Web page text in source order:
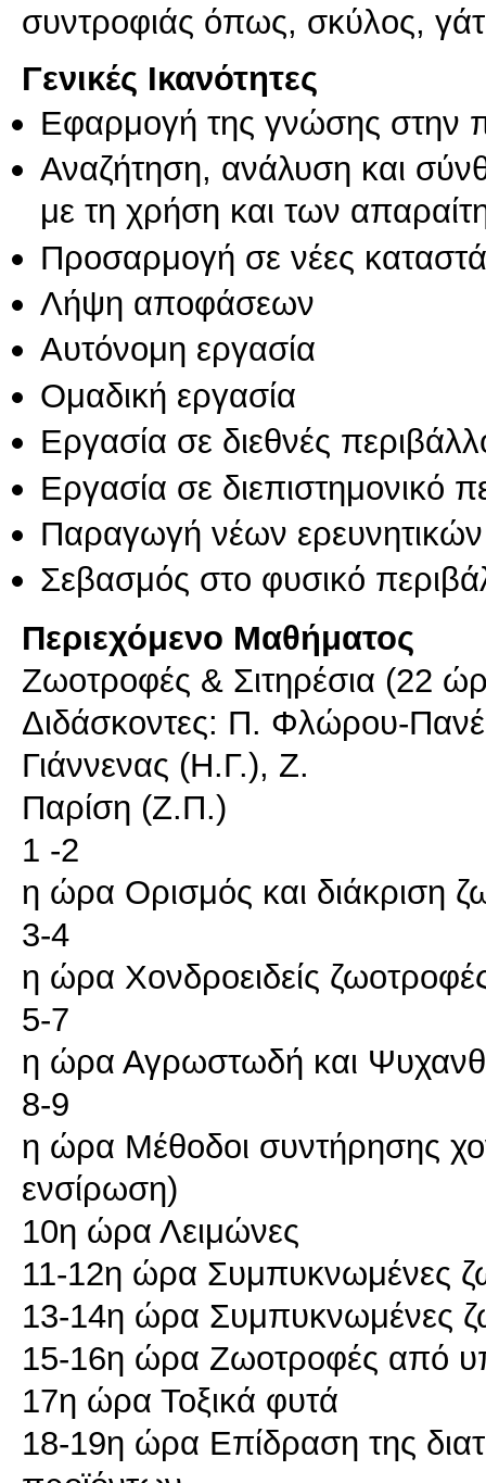
Γενικές Ικανότητες
Εφαρμογή της γνώσης στην
Αναζήτηση, ανάλυση και
με τη χρήση και των
Προσαρμογή σε νέες
Λήψη αποφάσεων
Αυτόνομη εργασία
Ομαδική εργασία
Εργασία σε διεθνές
Εργασία σε διεπιστημονικό
Παραγωγή νέων
Σεβασμός στο φυσικό
Περιεχόμενο Μαθήματος
Ζωοτροφές & Σιτηρέσια (22
Διδάσκοντες: Π. Φλώρου-
Γιάννενας (Η.Γ.), Ζ.
Παρίση (Ζ.Π.)
1 -2
η ώρα Ορισμός και διάκριση
3-4
η ώρα Χονδροειδείς
5-7
η ώρα Αγρωστωδή και
8-9
η ώρα Μέθοδοι συντήρησης
ενσίρωση)
10η ώρα Λειμώνες
11-12η ώρα Συμπυκνωμένες
13-14η ώρα Συμπυκνωμένες
15-16η ώρα Ζωοτροφές από
17η ώρα Τοξικά φυτά
18-19η ώρα Επίδραση της